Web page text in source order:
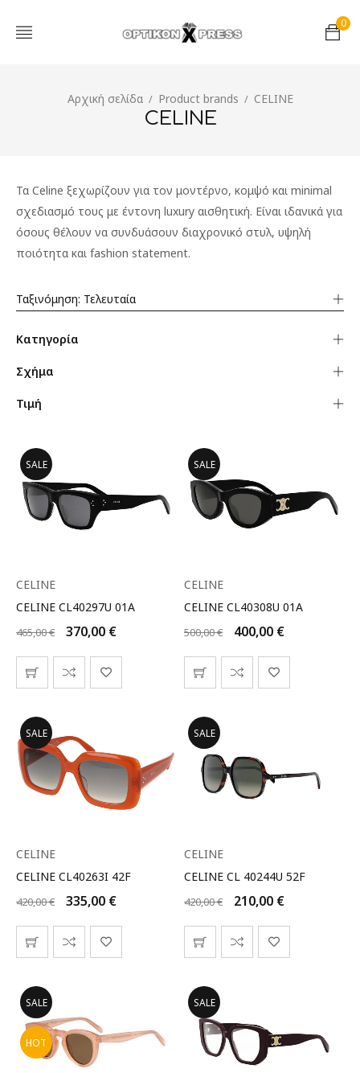
0
Αρχική σελίδα / Product brands / CELINE
CELINE
Τα Celine ξεχωρίζουν για τον μοντέρνο, κομψό και minimal
σχεδιασμό τους με έντονη luxury αισθητική. Είναι ιδανικά για
όσους θέλουν να συνδυάσουν διαχρονικό στυλ, υψηλή
ποιότητα και fashion statement.
Ταξινόμηση: Τελευταία
Κατηγορία
Σχήμα
Τιμή
SALE
CELINE
CELINE CL40297U 01A
465,00€ 370,00 €
SALE
CELINE
CELINE CL40308U 01A
500,00€ 400,00 €
SALE
CELINE
CELINE CL40263I 42F
420,00€ 335,00 €
SALE
CELINE
CELINE CL 40244U 52F
420,00€ 210,00 €
SALE
HOT
SALE